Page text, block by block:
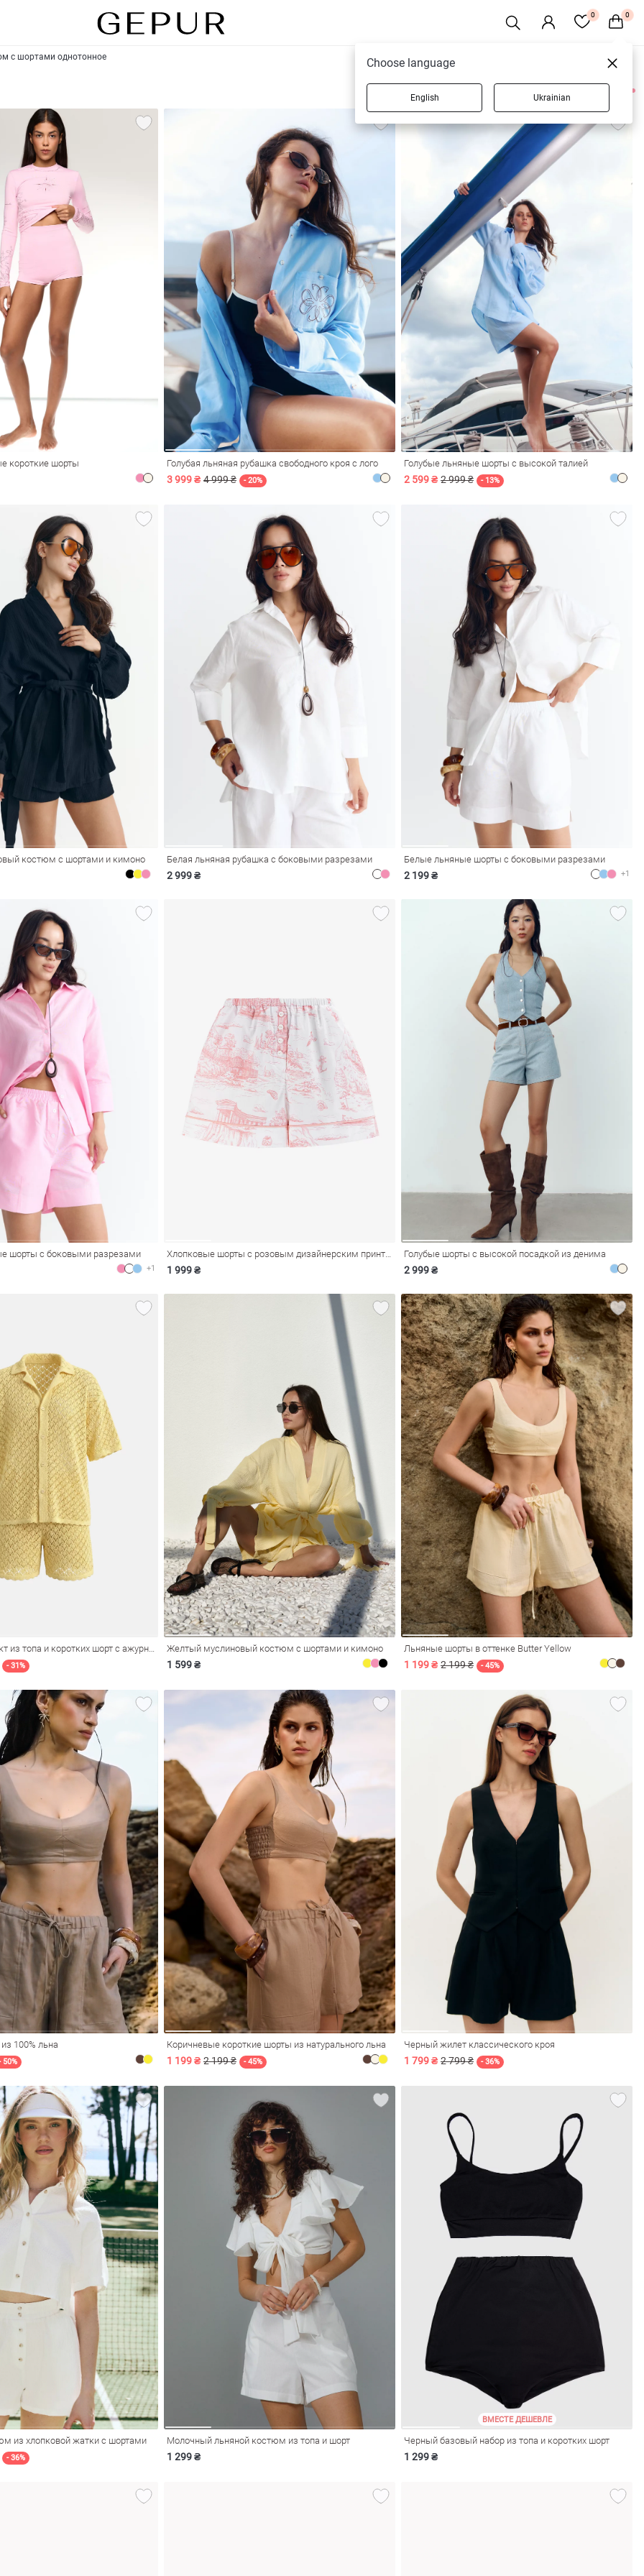
0 0
с шортами однотонное
30 товаров
короткие шорты Голубая льняная рубашка свободного кроя с лого
3 999 ₴ 4 999 ₴ - 20%
Голубые льняные шорты с высокой талией
2 599 ₴ 2 999 ₴ - 13%
костюм с шортами и кимоно Белая льняная рубашка с боковыми разрезами
2 999 ₴
Белые льняные шорты с боковыми разрезами
2 199 ₴ +1
шорты с боковыми разрезами
+1
Хлопковые шорты с розовым дизайнерским принтом
1 999 ₴
Голубые шорты с высокой посадкой из денима
2 999 ₴
Желтый комплект из топа и коротких шорт с ажурной вязкой
- 31%
Желтый муслиновый костюм с шортами и кимоно
1 599 ₴
Льняные шорты в оттенке Butter Yellow
1 199 ₴ 2 199 ₴ - 45%
100% льна
50%
Коричневые короткие шорты из натурального льна
1 199 ₴ 2 199 ₴ - 45%
Черный жилет классического кроя
1 799 ₴ 2 799 ₴ - 36%
из хлопковой жатки с шортами
- 36%
Молочный льняной костюм из топа и шорт
1 299 ₴
ВМЕСТЕ ДЕШЕВЛЕ
Черный базовый набор из топа и коротких шорт
1 299 ₴
Choose language
English Ukrainian